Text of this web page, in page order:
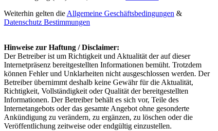
Weiterhin gelten die Allgemeine Geschäftsbedingungen &
Datenschutz Bestimmungen
Hinweise zur Haftung / Disclaimer:
Der Betreiber ist um Richtigkeit und Aktualität der auf dieser
Internetpräsenz bereitgestellten Informationen bemüht. Trotzdem
können Fehler und Unklarheiten nicht ausgeschlossen werden. Der
Betreiber übernimmt deshalb keine Gewähr für die Aktualität,
Richtigkeit, Vollständigkeit oder Qualität der bereitgestellten
Informationen. Der Betreiber behält es sich vor, Teile des
Internetangebots oder das gesamte Angebot ohne gesonderte
Ankündigung zu verändern, zu ergänzen, zu löschen oder die
Veröffentlichung zeitweise oder endgültig einzustellen.